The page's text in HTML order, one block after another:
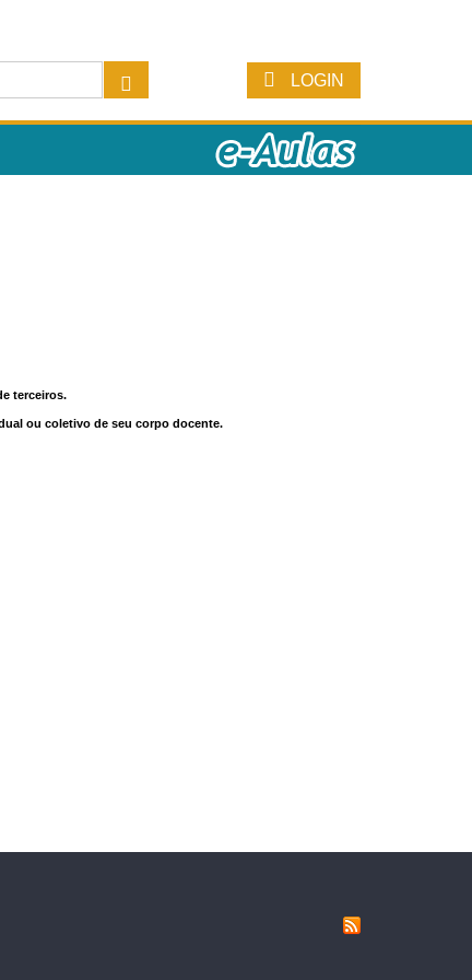
LOGIN
terceiros.
ou coletivo de seu corpo docente.